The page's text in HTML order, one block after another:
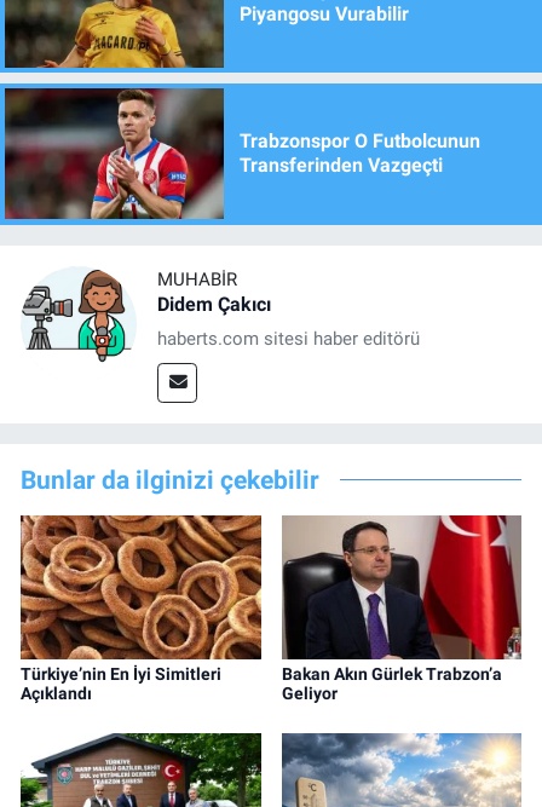
Piyangosu Vurabilir
Trabzonspor O Futbolcunun
Transferinden Vazgeçti
MUHABIR
Didem Çakıcı
haberts.com sitesi haber editörü
Bunlar da ilginizi çekebilir
Türkiye’nin En İyi Simitleri
Açıklandı
Bakan Akın Gürlek Trabzon’a
Geliyor